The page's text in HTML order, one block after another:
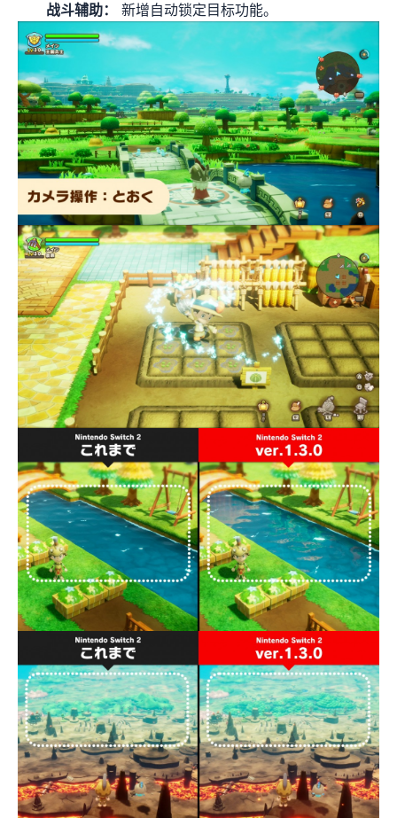
战斗辅助：
新增自动锁定目标功能。